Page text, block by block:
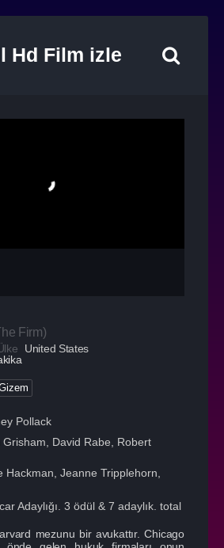
Hd Film izle
Firm)
United States
Pollack
Grisham, David Rabe, Robert
Hackman Jeanne Tripplehorn
Adaylığı. 3 ödül & 7 adaylık. total
mezunu bir avukattır. Chicago